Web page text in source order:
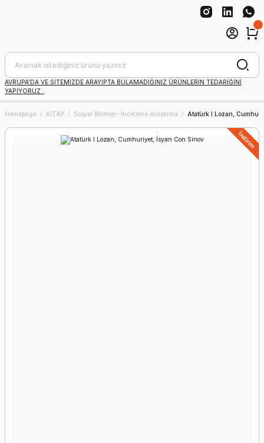
AVRUPA'DA VE SİTEMİZDE ARAYIPTA BULAMADIĞINIZ ÜRÜNLERİN TEDARİĞİNİ
YAPIYORUZ .
Homepage KİTAP Sosyal Bilimler- İnceleme Araştırma Atatürk I Lozan,
İndirim